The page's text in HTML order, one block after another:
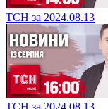
ТСН за 2024.08.13
ТСН за 2024.08.13